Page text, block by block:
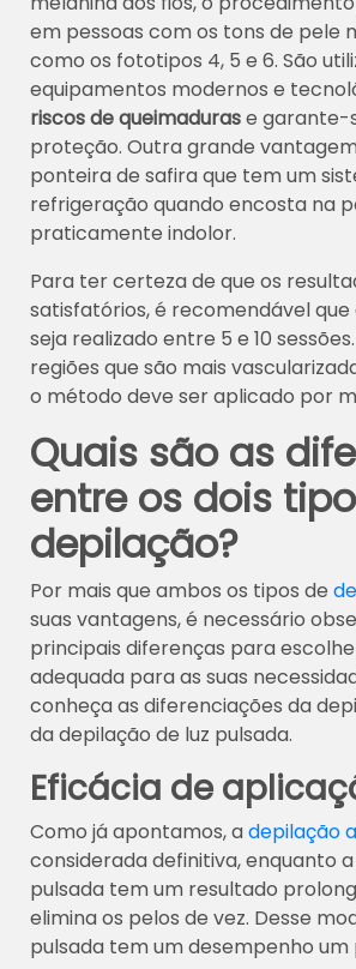
em pessoas com os tons de pele
como os fototipos 4, 5 e 6. São
equipamentos modernos e
riscos de queimadurase garante-
proteção. Outra grande
ponteira de safira que tem um
refrigeração quando encosta na
praticamente indolor.
Para ter certeza de que os
satisfatórios, é recomendável
seja realizado entre 5 e 10
regiões que são mais
o método deve ser aplicado por
Quais são as
entre os dois
depilação?
Por mais que ambos os tipos de
suas vantagens, é necessário
principais diferenças para
adequada para as suas
conheça as diferenciações da
da depilação de luz pulsada.
Eficácia de
Como já apontamos, adepilação
considerada definitiva, enquanto
pulsada tem um resultado
elimina os pelos de vez. Desse
pulsada tem um desempenho um